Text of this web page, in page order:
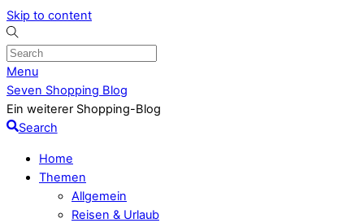
Skip to content
Menu
Seven Shopping Blog
Ein weiterer Shopping-Blog
Search
Home
Themen
Allgemein
Reisen & Urlaub